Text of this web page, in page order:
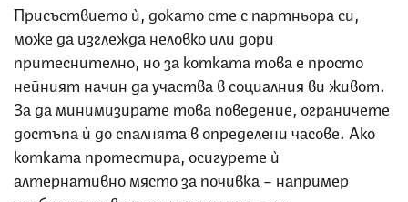
Присъствието ѝ, докато сте с партньора си,
може да изглежда неловко или дори
притеснително, но за котката това е просто
нейният начин да участва в социалния ви живот.
За да минимизирате това поведение, ограничете
достъпа ѝ до спалнята в определени часове. Ако
котката протестира, осигурете ѝ
алтернативно място за почивка – например